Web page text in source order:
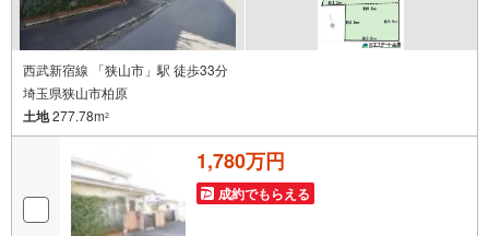
西武新宿線 「狭山市」駅 徒歩33分
埼玉県狭山市柏原
土地277.78m2
1,780万円
成約でもらえる